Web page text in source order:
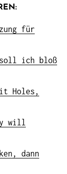
für
soll ich bloß
Holes,
will
dann